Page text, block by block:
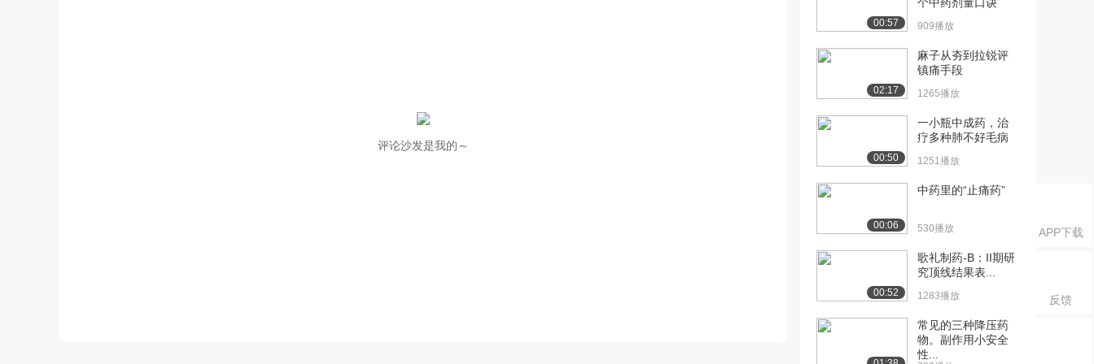
APP下载
反馈
评论沙发是我的～
00:57 909播放
02:17
麻子从夯到拉锐评
镇痛手段
1265播放
00:50
一小瓶中成药，治
疗多种肺不好毛病
1251播放
00:06
中药里的“止痛药”
530播放
00:52
歌礼制药-B：II期研
究顶线结果表...
1283播放
常见的三种降压药
物。副作用小安全
性...